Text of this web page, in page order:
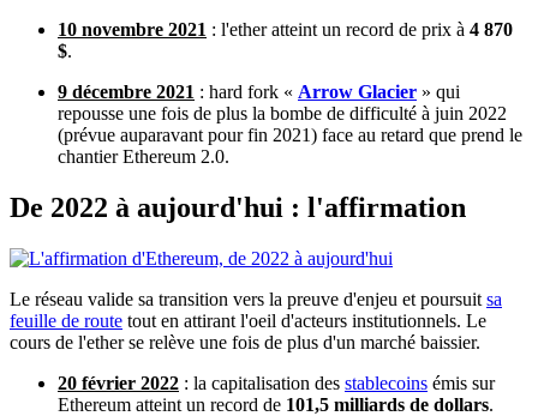
10 novembre 2021 : l'ether atteint un record de prix à 4 870
$.
9 décembre 2021 : hard fork « Arrow Glacier » qui
repousse une fois de plus la bombe de difficulté à juin 2022
(prévue auparavant pour fin 2021) face au retard que prend le
chantier Ethereum 2.0.
De 2022 à aujourd'hui : l'affirmation
Le réseau valide sa transition vers la preuve d'enjeu et poursuit sa
feuille de route tout en attirant l'oeil d'acteurs institutionnels. Le
cours de l'ether se relève une fois de plus d'un marché baissier.
20 février 2022 : la capitalisation des stablecoins émis sur
Ethereum atteint un record de 101,5 milliards de dollars.